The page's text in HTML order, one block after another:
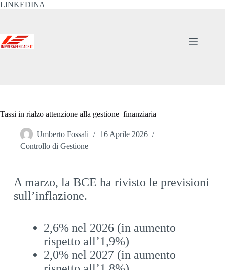
LINKEDINA
Tassi in rialzo attenzione alla gestione finanziaria
Umberto Fossali
16 Aprile 2026
Controllo di Gestione
A marzo, la BCE ha rivisto le previsioni
sull’inflazione.
2,6% nel 2026 (in aumento
rispetto all’1,9%)
2,0% nel 2027 (in aumento